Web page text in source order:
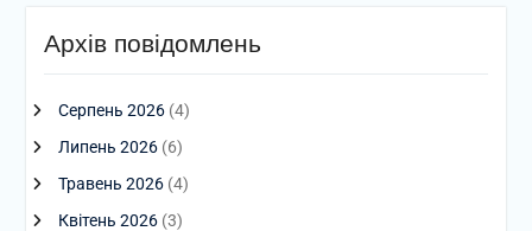
Архів повідомлень
Серпень 2026(4)
Липень 2026(6)
Травень 2026(4)
Квітень 2026(3)